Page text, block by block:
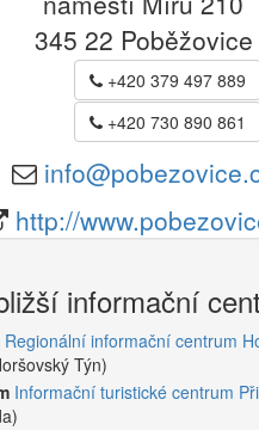
345 22 Poběžovice
+420 379 497 889
+420 730 890 861
http://
informační
Regionální informační centrum
Týn)
Informační turistické centrum